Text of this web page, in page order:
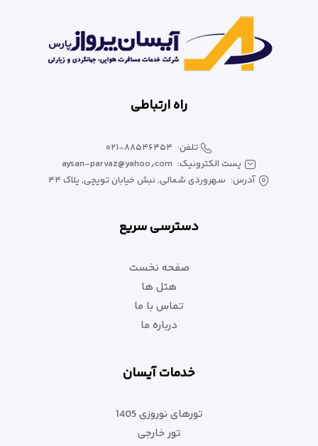
راه ارتباطی
تلفن: ۰۲۱-۸۸۵۴۶۴۵۴
پست الکترونیک: aysan-parvaz@yahoo٫com
آدرس: سهروردی شمالی, نبش خیابان توپچی, پلاک ۴۴
دسترسی سریع
صفحه نخست
هتل ها
تماس با ما
درباره ما
خدمات آیسان
تورهای نوروزی 1405
تور خارجی